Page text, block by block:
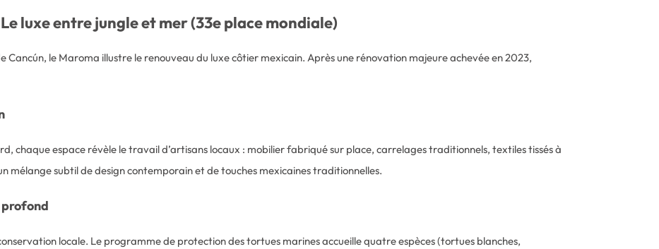
luxe entre jungle et mer (33e place mondiale)
Cancún, le Maroma illustre le renouveau du luxe côtier mexicain. Après une rénovation majeure achevée en 2023,
chaque espace révèle le travail d’artisans locaux : mobilier fabriqué sur place, carrelages traditionnels, textiles tissés à
mélange subtil de design contemporain et de touches mexicaines traditionnelles.
locale. Le programme de protection des tortues marines accueille quatre espèces (tortues blanches,